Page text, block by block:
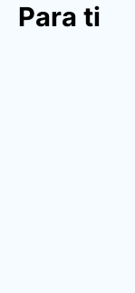
Para ti